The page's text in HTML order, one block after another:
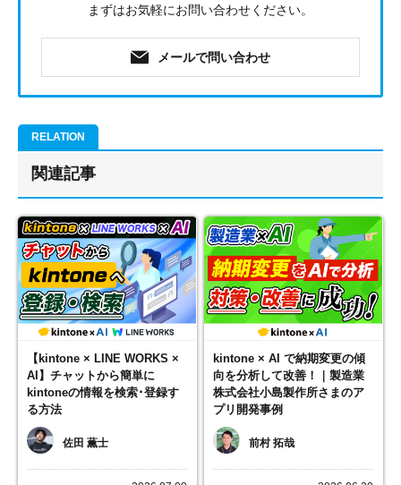
まずはお気軽にお問い合わせください。
メールで問い合わせ
関連記事
【kintone × LINE WORKS ×
AI】チャットから簡単に
kintoneの情報を検索･登録す
る方法
佐田 薫士
kintone × AI で納期変更の傾
向を分析して改善！｜製造業
株式会社小島製作所さまのア
プリ開発事例
前村 拓哉